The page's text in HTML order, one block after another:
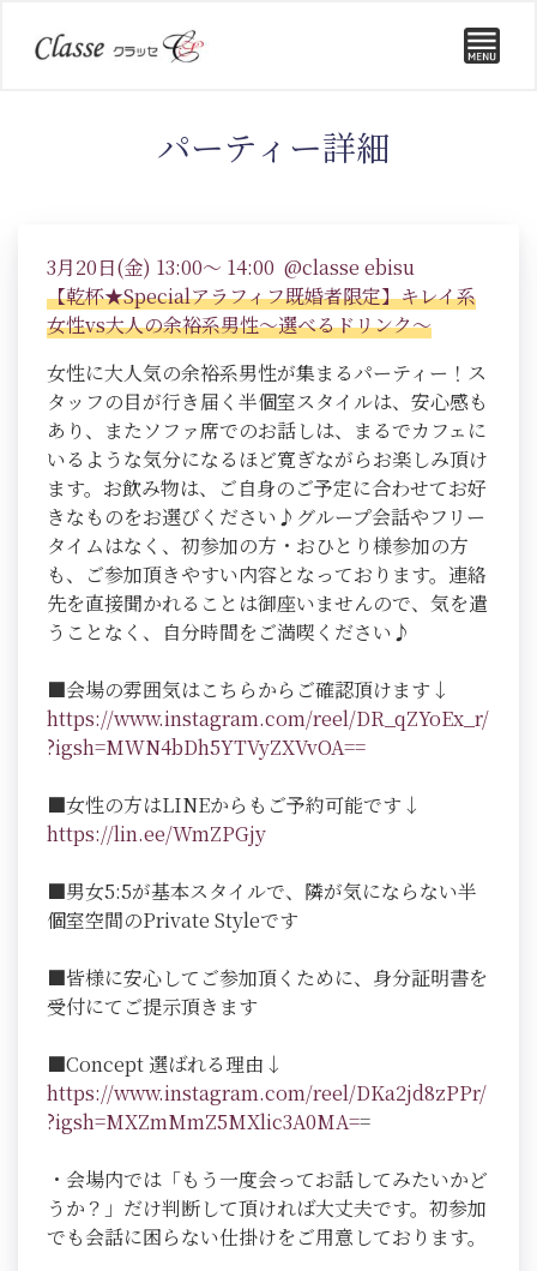
パーティー詳細
3月20日(金) 13:00～ 14:00 @classe ebisu
【乾杯★Specialアラフィフ既婚者限定】キレイ系
女性vs大人の余裕系男性～選べるドリンク～
女性に大人気の余裕系男性が集まるパーティー！ス
タッフの目が行き届く半個室スタイルは、安心感も
あり、またソファ席でのお話しは、まるでカフェに
いるような気分になるほど寛ぎながらお楽しみ頂け
ます。お飲み物は、ご自身のご予定に合わせてお好
きなものをお選びください♪グループ会話やフリー
タイムはなく、初参加の方・おひとり様参加の方
も、ご参加頂きやすい内容となっております。連絡
先を直接聞かれることは御座いませんので、気を遣
うことなく、自分時間をご満喫ください♪
■会場の雰囲気はこちらからご確認頂けます↓
https://www.instagram.com/reel/DR_qZYoEx_r/
?igsh=MWN4bDh5YTVyZXVvOA==
■女性の方はLINEからもご予約可能です↓
https://lin.ee/WmZPGjy
■男女5:5が基本スタイルで、隣が気にならない半
個室空間のPrivate Styleです
■皆様に安心してご参加頂くために、身分証明書を
受付にてご提示頂きます
■Concept 選ばれる理由↓
https://www.instagram.com/reel/DKa2jd8zPPr/
?igsh=MXZmMmZ5MXlic3A0MA==
・会場内では「もう一度会ってお話してみたいかど
うか？」だけ判断して頂ければ大丈夫です。初参加
でも会話に困らない仕掛けをご用意しております。